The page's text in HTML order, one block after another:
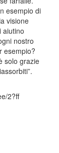
esempio di
visione
aiutino
nostro
esempio?
solo grazie
2?ff